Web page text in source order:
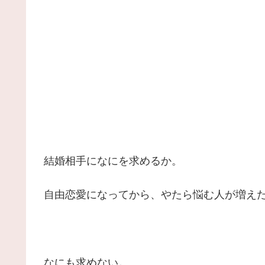
結婚相手になにを求めるか。
自由恋愛になってから、やたら悩む人が増え
なにも求めない。